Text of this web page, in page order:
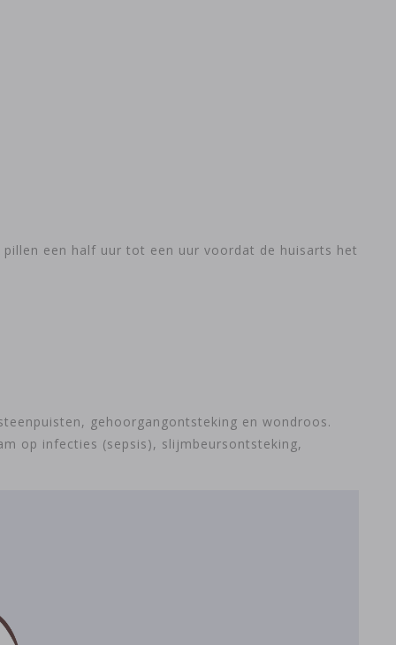
een half uur tot een uur voordat de huisarts het
gehoorgangontsteking en wondroos.
op infecties (sepsis), slijmbeursontsteking,